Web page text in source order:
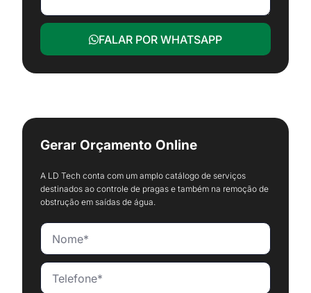
FALAR POR WHATSAPP
Gerar Orçamento Online
A LD Tech conta com um amplo catálogo de serviços
destinados ao controle de pragas e também na remoção de
obstrução em saídas de água.